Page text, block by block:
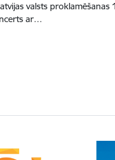
valsts proklamēšanas
ar…